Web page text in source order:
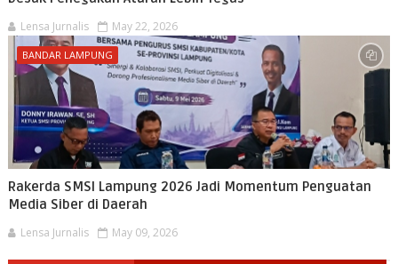
Lensa Jurnalis May 22, 2026
BANDAR LAMPUNG
Rakerda SMSI Lampung 2026 Jadi Momentum Penguatan
Media Siber di Daerah
Lensa Jurnalis May 09, 2026